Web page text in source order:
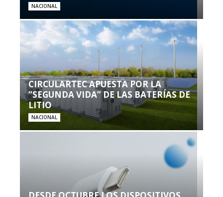
NACIONAL
CIRCULARTEC APUESTA POR LA
“SEGUNDA VIDA” DE LAS BATERÍAS DE
LITIO
NACIONAL